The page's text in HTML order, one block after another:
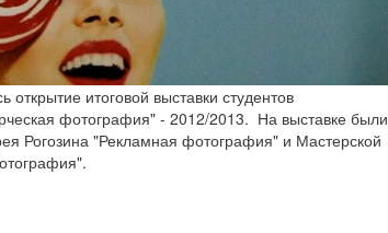
итоговой выставки студентов
фотография" - 2012/2013. На выставке были
Рогозина "Рекламная фотография" и Мастерской